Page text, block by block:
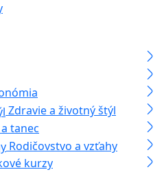
Zdravie a životný štýl
tanec
Rodičovstvo a vzťahy
kurzy